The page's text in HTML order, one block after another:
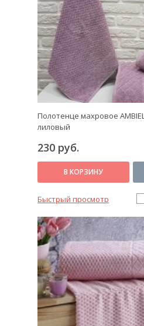
Полотенце махровое
лиловый
230 руб.
В КОРЗИНУ
Быстрый просмотр